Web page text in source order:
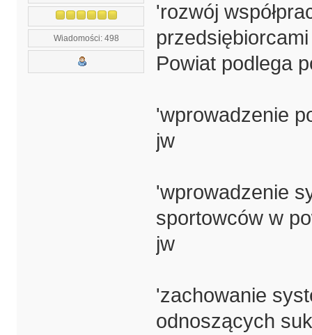
Wiadomości: 498
'rozwój
Powiat podlega
'wprowadzenie
jw
'wprowadzenie
sportowców w
jw
'zachowanie
odnoszących